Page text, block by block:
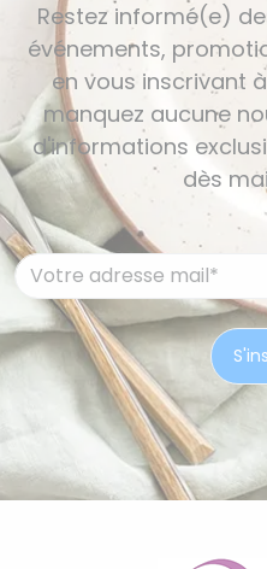
Restez informé(e)
événements,
en vous inscrivant
manquez aucune
d'informations
dès